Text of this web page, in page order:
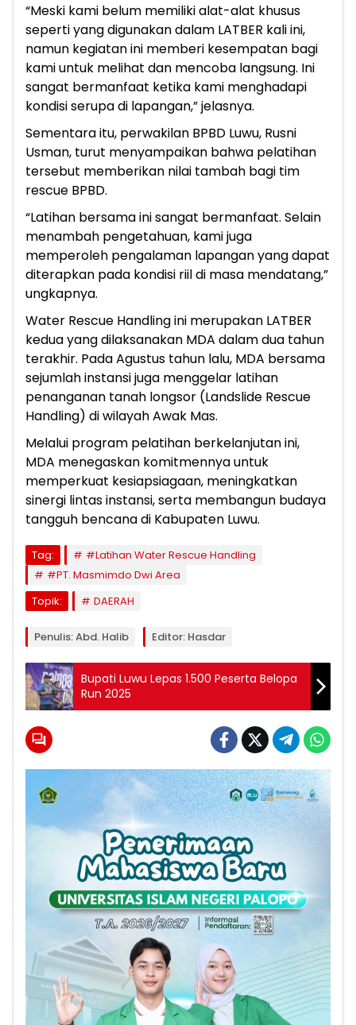
“Meski kami belum memiliki alat-alat khusus
seperti yang digunakan dalam LATBER kali ini,
namun kegiatan ini memberi kesempatan bagi
kami untuk melihat dan mencoba langsung. Ini
sangat bermanfaat ketika kami menghadapi
kondisi serupa di lapangan,” jelasnya.
Sementara itu, perwakilan BPBD Luwu, Rusni
Usman, turut menyampaikan bahwa pelatihan
tersebut memberikan nilai tambah bagi tim
rescue BPBD.
“Latihan bersama ini sangat bermanfaat. Selain
menambah pengetahuan, kami juga
memperoleh pengalaman lapangan yang dapat
diterapkan pada kondisi riil di masa mendatang,”
ungkapnya.
Water Rescue Handling ini merupakan LATBER
kedua yang dilaksanakan MDA dalam dua tahun
terakhir. Pada Agustus tahun lalu, MDA bersama
sejumlah instansi juga menggelar latihan
penanganan tanah longsor (Landslide Rescue
Handling) di wilayah Awak Mas.
Melalui program pelatihan berkelanjutan ini,
MDA menegaskan komitmennya untuk
memperkuat kesiapsiagaan, meningkatkan
sinergi lintas instansi, serta membangun budaya
tangguh bencana di Kabupaten Luwu.
Tag:
#Latihan Water Rescue Handling
#PT. Masmimdo Dwi Area
Topik:
DAERAH
Penulis: Abd. Halib Editor: Hasdar
Bupati Luwu Lepas 1.500 Peserta Belopa
Run 2025